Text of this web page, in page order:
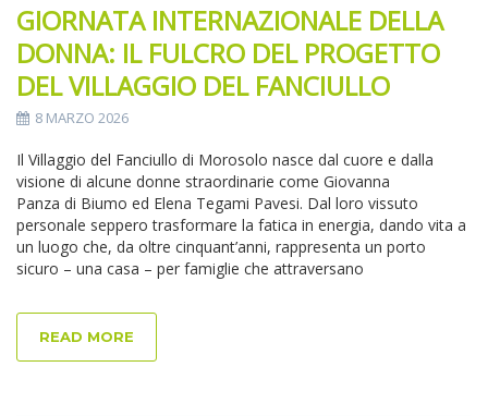
GIORNATA INTERNAZIONALE DELLA
DONNA: IL FULCRO DEL PROGETTO
DEL VILLAGGIO DEL FANCIULLO
8 MARZO 2026
Il Villaggio del Fanciullo di Morosolo nasce dal cuore e dalla
visione di alcune donne straordinarie come Giovanna
Panza di Biumo ed Elena Tegami Pavesi. Dal loro vissuto
personale seppero trasformare la fatica in energia, dando vita a
un luogo che, da oltre cinquant’anni, rappresenta un porto
sicuro – una casa – per famiglie che attraversano
READ MORE